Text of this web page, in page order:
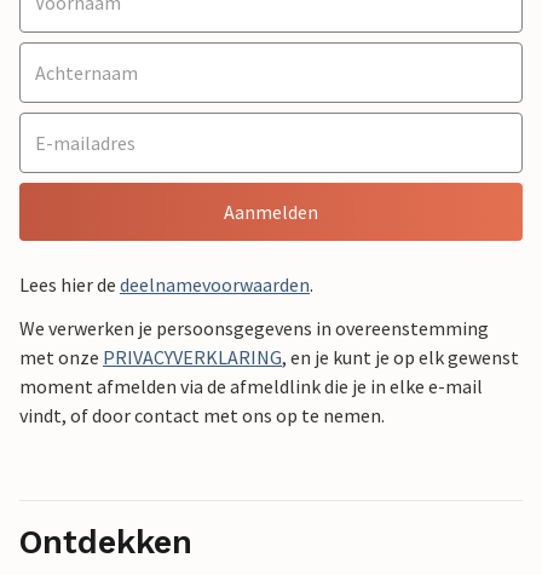
Aanmelden
Lees hier de deelnamevoorwaarden.
We verwerken je persoonsgegevens in overeenstemming
met onze PRIVACYVERKLARING, en je kunt je op elk gewenst
moment afmelden via de afmeldlink die je in elke e-mail
vindt, of door contact met ons op te nemen.
Ontdekken